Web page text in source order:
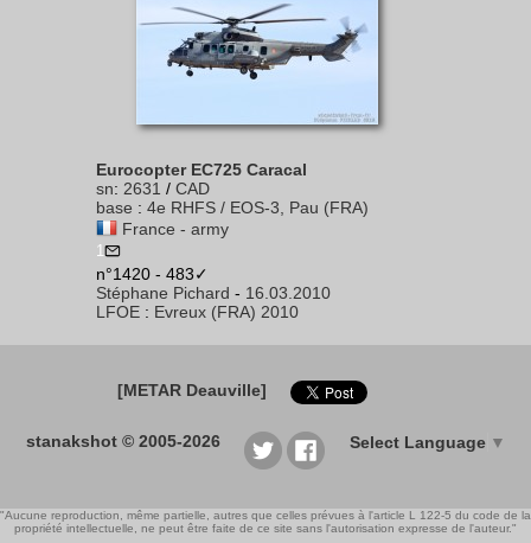
Eurocopter EC725 Caracal
sn: 2631 / CAD
base : 4e RHFS / EOS-3, Pau (FRA)
France - army
1
n°1420 - 483✓
Stéphane Pichard - 16.03.2010
LFOE : Evreux (FRA) 2010
[METAR Deauville]
stanakshot © 2005-2026 Select Language ▼
"Aucune reproduction, même partielle, autres que celles prévues à l'article L 122-5 du code de la
propriété intellectuelle, ne peut être faite de ce site sans l'autorisation expresse de l'auteur."